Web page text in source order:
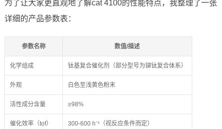
为了让大家更直观地了解cat 4100的性能特点，我整理了一张
详细的产品参数表：
参数名称 数值/描述
化学组成 钛基复合催化剂（部分型号为锑钛复合体系）
外观 白色至浅黄色粉末
活性成分含量 ≥98%
催化效率（tof） 300-600 h⁻¹（视反应条件而定）